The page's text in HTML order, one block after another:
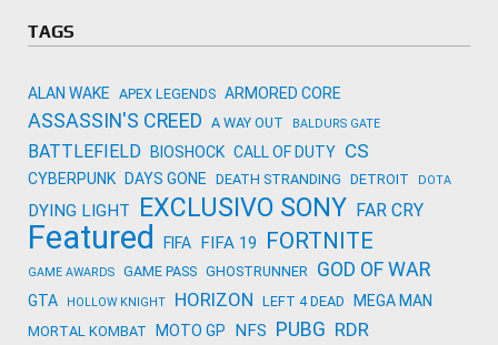
TAGS
ALAN WAKE APEX LEGENDS ARMORED CORE
ASSASSIN'S CREED A WAY OUT BALDURS GATE
BATTLEFIELD BIOSHOCK CALL OF DUTY CS
CYBERPUNK DAYS GONE DEATH STRANDING DETROIT DOTA
DYING LIGHT EXCLUSIVO SONY FAR CRY
Featured FIFA FIFA 19 FORTNITE
GAME AWARDS GAME PASS GHOSTRUNNER GOD OF WAR
GTA HOLLOW KNIGHT HORIZON LEFT 4 DEAD MEGA MAN
MORTAL KOMBAT MOTO GP NFS PUBG RDR